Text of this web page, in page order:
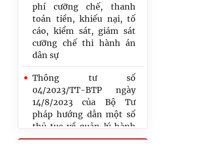
phí cưỡng chế, thanh
toán tiền, khiếu nại, tố
cáo, kiểm sát, giám sát
cưỡng chế thi hành án
dân sự
Thông tư số
04/2023/TT-BTP ngày
14/8/2023 của Bộ Tư
pháp hướng dẫn một số
thủ tục về quản lý hành
chính và biểu mẫu
Thi hành án tỉnh Cao
Bằng long trọng kỷ niệm
80 năm Ngày truyền
thống Thi hành án dân
sự
Bồi đắp bản lĩnh chính trị
cho đảng viên trong
Đảng bộ Thi hành án dân